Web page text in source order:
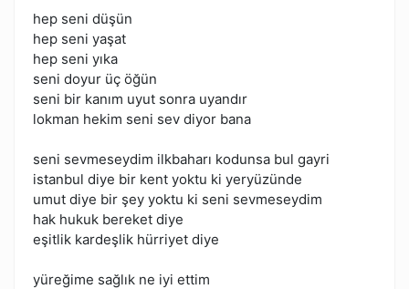
hep seni düşün
hep seni yaşat
hep seni yıka
seni doyur üç öğün
seni bir kanım uyut sonra uyandır
lokman hekim seni sev diyor bana
seni sevmeseydim ilkbaharı kodunsa bul gayri
istanbul diye bir kent yoktu ki yeryüzünde
umut diye bir şey yoktu ki seni sevmeseydim
hak hukuk bereket diye
eşitlik kardeşlik hürriyet diye
yüreğime sağlık ne iyi ettim